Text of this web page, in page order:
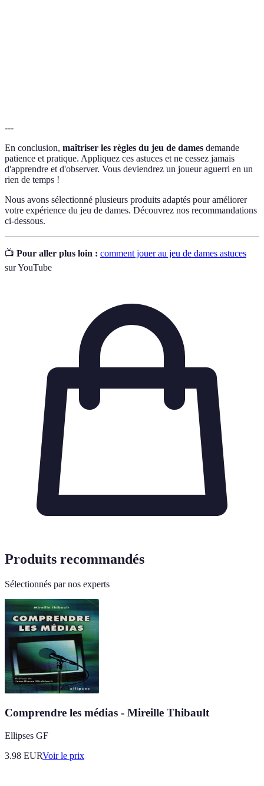
---
En conclusion, maîtriser les règles du jeu de dames demande
patience et pratique. Appliquez ces astuces et ne cessez jamais
d'apprendre et d'observer. Vous deviendrez un joueur aguerri en un
rien de temps !
Nous avons sélectionné plusieurs produits adaptés pour améliorer
votre expérience du jeu de dames. Découvrez nos recommandations
ci-dessous.
📺 Pour aller plus loin : comment jouer au jeu de dames astuces
sur YouTube
Produits recommandés
Sélectionnés par nos experts
Comprendre les médias - Mireille Thibault
Ellipses GF
3.98 EURVoir le prix